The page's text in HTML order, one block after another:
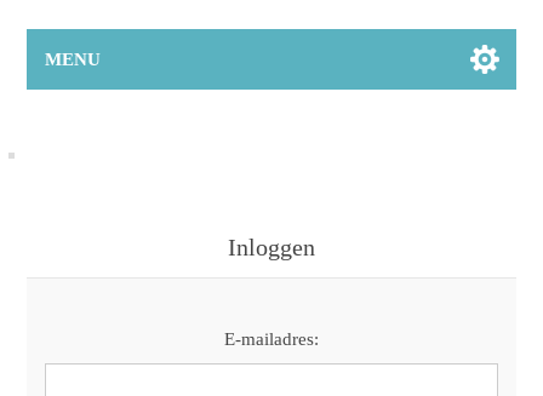
MENU
Inloggen
E-mailadres: